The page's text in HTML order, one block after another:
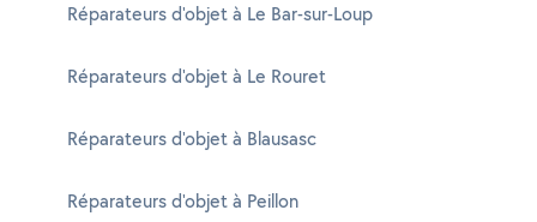
Réparateurs d'objet à Le Bar-sur-Loup
Réparateurs d'objet à Le Rouret
Réparateurs d'objet à Blausasc
Réparateurs d'objet à Peillon